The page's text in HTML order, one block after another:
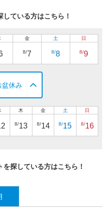
ている方はこちら！
金
8/7
土
8/8
日
8/9
盆休み
木
8/13
金
8/14
土
8/15
日
8/16
探している方はこちら！